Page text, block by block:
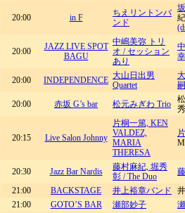
20:00 in F
ちえリントンバ
ンド
20:00
JAZZ LIVE SPOT
BAGU
中嶋美弥 トリ
オ / セッション
あり
20:00 INDEPENDENCE 大山日出男
Quartet
20:00
赤坂 G’s bar 松元みぎわ Trio
20:15 Live Salon Johnny
片桐一篤, KEN
VALDEZ,
MARIA
THERESA
20:30 Jazz Bar Nardis
藤村麻紀, 堀秀
彰 / The Duo
21:00
BACKSTAGE 井上裕章バンド
21:00
GOTO’S BAR 瀬部妙子